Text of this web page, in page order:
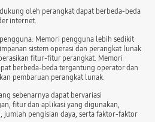
oleh perangkat dapat berbeda-beda
internet.
Memori pengguna lebih sedikit
sistem operasi dan perangkat lunak
fitur-fitur perangkat. Memori
berbeda-beda tergantung operator dan
pembaruan perangkat lunak.
sebenarnya dapat bervariasi
fitur dan aplikasi yang digunakan,
jumlah pengisian daya, serta faktor-faktor